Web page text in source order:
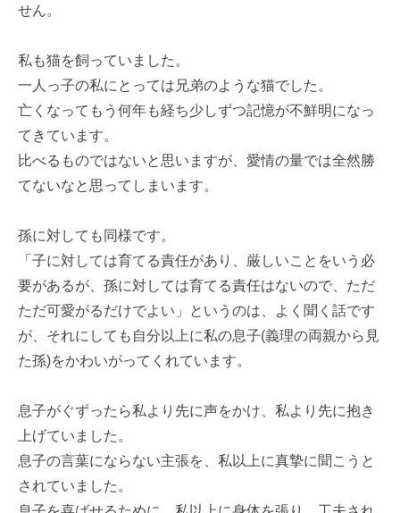
せん。
私も猫を飼っていました。
一人っ子の私にとっては兄弟のような猫でした。
亡くなってもう何年も経ち少しずつ記憶が不鮮明になっ
てきています。
比べるものではないと思いますが、愛情の量では全然勝
てないなと思ってしまいます。
孫に対しても同様です。
「子に対しては育てる責任があり、厳しいことをいう必
要があるが、孫に対しては育てる責任はないので、ただ
ただ可愛がるだけでよい」というのは、よく聞く話です
が、それにしても自分以上に私の息子(義理の両親から見
た孫)をかわいがってくれています。
息子がぐずったら私より先に声をかけ、私より先に抱き
上げていました。
息子の言葉にならない主張を、私以上に真摯に聞こうと
されていました。